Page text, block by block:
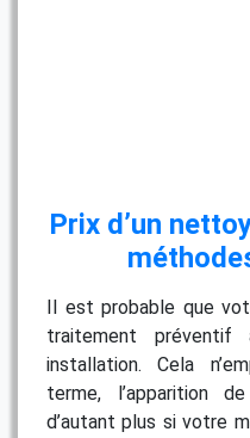
Prix d’un
Il est probable que
traitement préventif
installation. Cela
terme, l’apparition
d’autant plus si votre